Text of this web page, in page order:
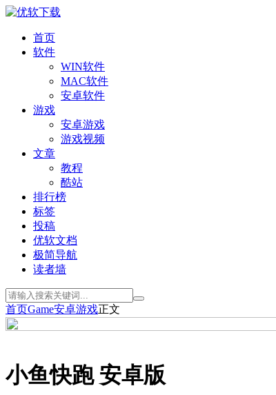
首页
软件
WIN软件
MAC软件
安卓软件
游戏
安卓游戏
游戏视频
文章
教程
酷站
排行榜
标签
投稿
优软文档
极简导航
读者墙
首页Game安卓游戏正文
小鱼快跑 安卓版